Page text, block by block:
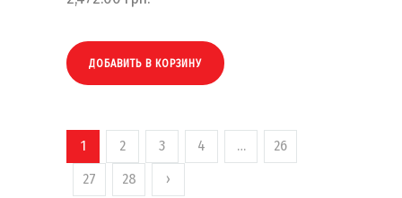
ДОБАВИТЬ В КОРЗИНУ
1 2 3 4 …
26
27
28 ›